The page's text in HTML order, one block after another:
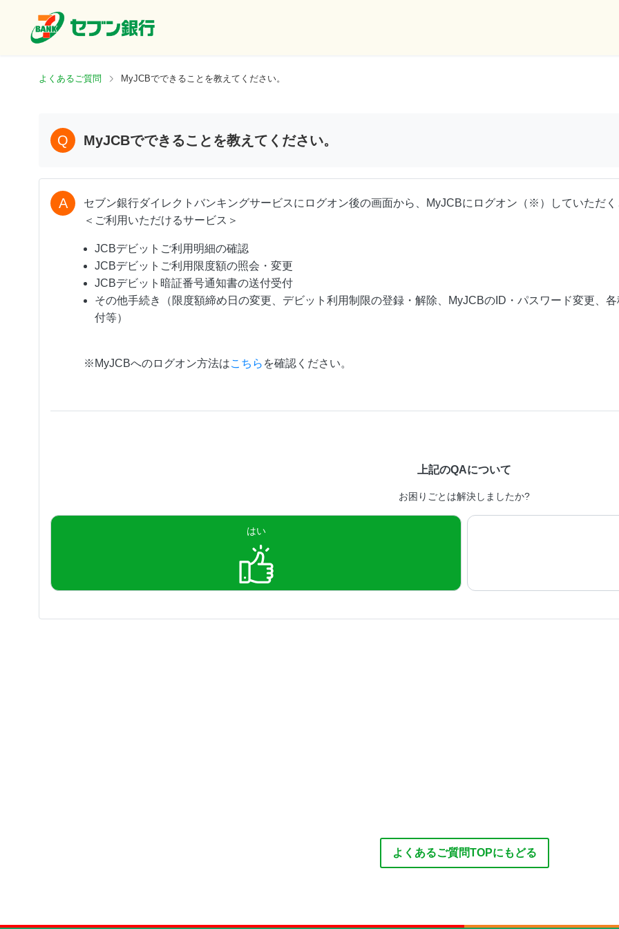
よくあるご質問 MyJCBでできることを教えてください。
Q MyJCBでできることを教えてください。
A
セブン銀行ダイレクトバンキングサービスにログオン後の画面から、MyJCBにログオン（※）していただ
＜ご利用いただけるサービス＞
JCBデビットご利用明細の確認
JCBデビットご利用限度額の照会・変更
JCBデビット暗証番号通知書の送付受付
その他手続き（限度額締め日の変更、デビット利用制限の登録・解除、MyJCBのID・パスワード変更、
付等）
※MyJCBへのログオン方法はこちら を確認ください。
上記のQAについて
お困りごとは解決しましたか?
はい
よくあるご質問TOPにもどる